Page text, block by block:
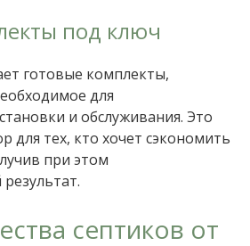
под ключ
готовые комплекты,
для
и обслуживания. Это
для тех, кто хочет сэкономить
при этом
септиков от